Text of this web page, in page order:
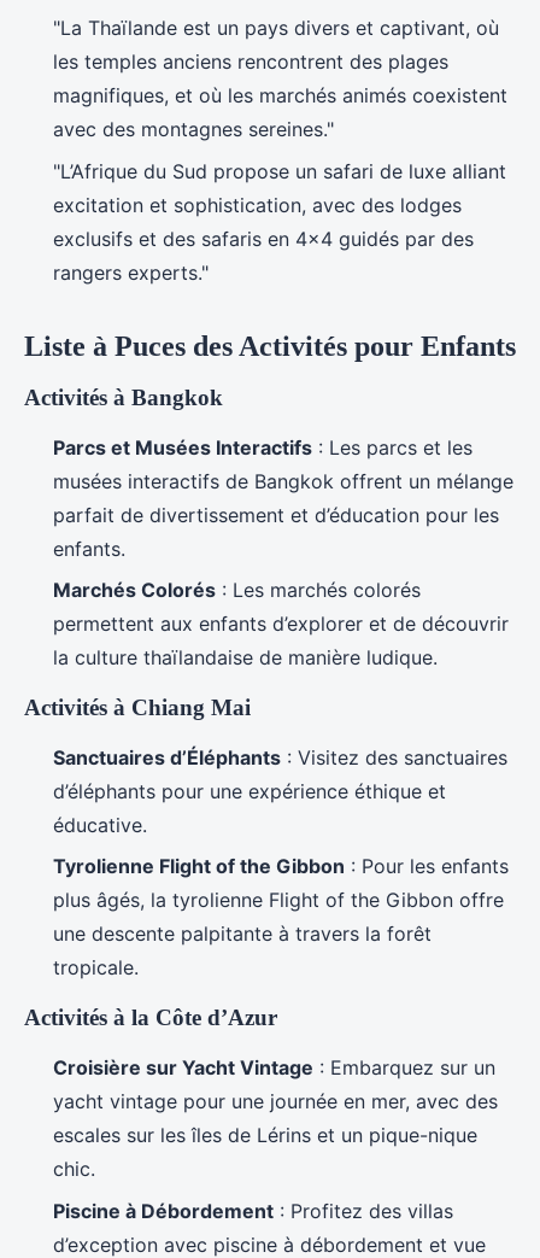
"La Thaïlande est un pays divers et captivant, où
les temples anciens rencontrent des plages
magnifiques, et où les marchés animés coexistent
avec des montagnes sereines."
"L’Afrique du Sud propose un safari de luxe alliant
excitation et sophistication, avec des lodges
exclusifs et des safaris en 4×4 guidés par des
rangers experts."
Liste à Puces des Activités pour Enfants
Activités à Bangkok
Parcs et Musées Interactifs : Les parcs et les
musées interactifs de Bangkok offrent un mélange
parfait de divertissement et d’éducation pour les
enfants.
Marchés Colorés : Les marchés colorés
permettent aux enfants d’explorer et de découvrir
la culture thaïlandaise de manière ludique.
Activités à Chiang Mai
Sanctuaires d’Éléphants : Visitez des sanctuaires
d’éléphants pour une expérience éthique et
éducative.
Tyrolienne Flight of the Gibbon : Pour les enfants
plus âgés, la tyrolienne Flight of the Gibbon offre
une descente palpitante à travers la forêt
tropicale.
Activités à la Côte d’Azur
Croisière sur Yacht Vintage : Embarquez sur un
yacht vintage pour une journée en mer, avec des
escales sur les îles de Lérins et un pique-nique
chic.
Piscine à Débordement : Profitez des villas
d’exception avec piscine à débordement et vue